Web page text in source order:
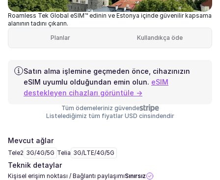
Roamless Tek Global eSIM™ edinin ve Estonya içinde güvenilir kapsama
alanının tadını çıkarın.
Planlar
Kullandıkça öde
Satın alma işlemine geçmeden önce, cihazınızın
eSIM uyumlu olduğundan emin olun. eSIM
destekleyen cihazları görüntüle →
Tüm ödemeleriniz güvende
Listelediğimiz tüm fiyatlar USD cinsindendir
Mevcut ağlar
Tele2 3G/4G/5G Telia 3G/LTE/4G/5G
Teknik detaylar
Kişisel erişim noktası / Bağlantı paylaşımıSınırsız